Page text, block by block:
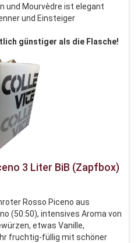
und Mourvèdre ist elegant
und Einsteiger
günstiger als die Flasche!
3 Liter BiB (Zapfbox)
Rosso Piceno aus
(50:50), intensives Aroma von
etwas Vanille,
fruchtig-füllig mit schöner